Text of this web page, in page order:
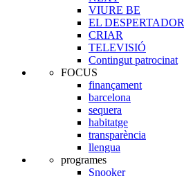
VIURE BE
EL DESPERTADOR
CRIAR
TELEVISIÓ
Contingut patrocinat
FOCUS
finançament
barcelona
sequera
habitatge
transparència
llengua
programes
Snooker